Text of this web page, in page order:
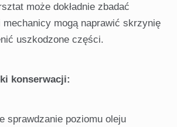
może dokładnie zbadać
mechanicy mogą naprawić skrzynię
uszkodzone części.
konserwacji:
sprawdzanie poziomu oleju